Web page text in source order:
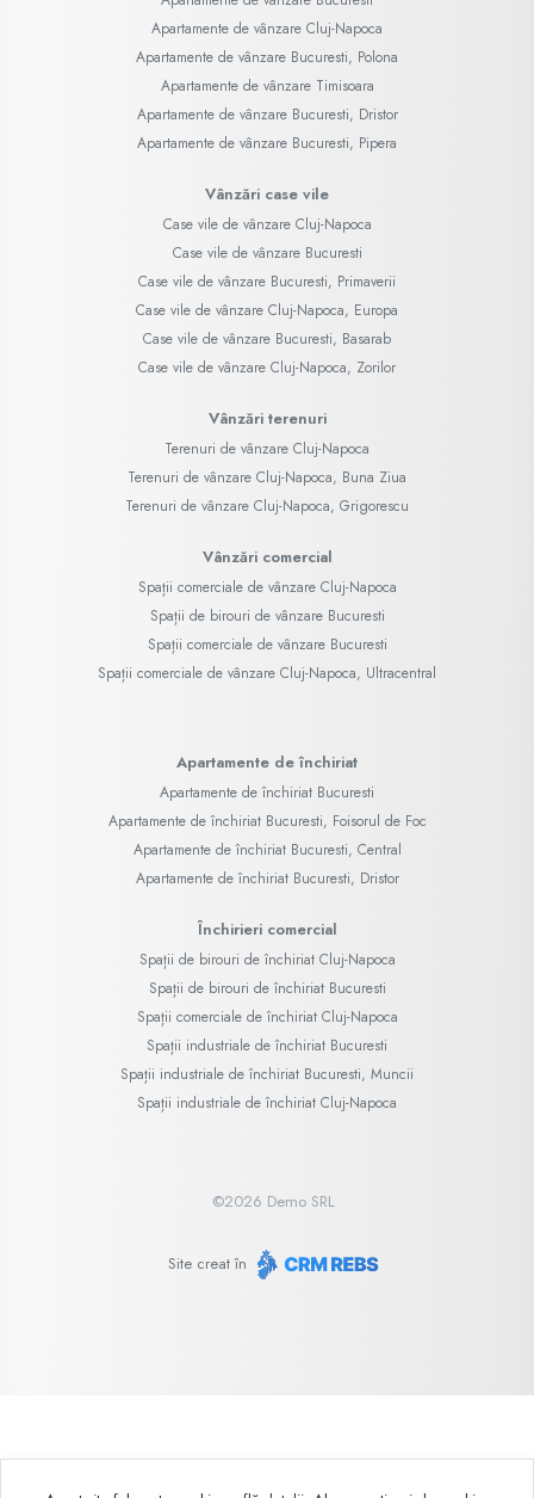
Apartamente de vânzare Cluj-Napoca
Apartamente de vânzare Bucuresti, Polona
Apartamente de vânzare Timisoara
Apartamente de vânzare Bucuresti, Dristor
Apartamente de vânzare Bucuresti, Pipera
Vânzări case vile
Case vile de vânzare Cluj-Napoca
Case vile de vânzare Bucuresti
Case vile de vânzare Bucuresti, Primaverii
Case vile de vânzare Cluj-Napoca, Europa
Case vile de vânzare Bucuresti, Basarab
Case vile de vânzare Cluj-Napoca, Zorilor
Vânzări terenuri
Terenuri de vânzare Cluj-Napoca
Terenuri de vânzare Cluj-Napoca, Buna Ziua
Terenuri de vânzare Cluj-Napoca, Grigorescu
Vânzări comercial
Spații comerciale de vânzare Cluj-Napoca
Spații de birouri de vânzare Bucuresti
Spații comerciale de vânzare Bucuresti
Spații comerciale de vânzare Cluj-Napoca, Ultracentral
Apartamente de închiriat
Apartamente de închiriat Bucuresti
Apartamente de închiriat Bucuresti, Foisorul de Foc
Apartamente de închiriat Bucuresti, Central
Apartamente de închiriat Bucuresti, Dristor
Închirieri comercial
Spații de birouri de închiriat Cluj-Napoca
Spații de birouri de închiriat Bucuresti
Spații comerciale de închiriat Cluj-Napoca
Spații industriale de închiriat Bucuresti
Spații industriale de închiriat Bucuresti, Muncii
Spații industriale de închiriat Cluj-Napoca
©2026 Demo SRL
Site creat în